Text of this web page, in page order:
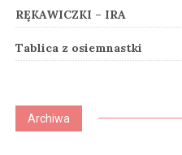
RĘKAWICZKI – IRA
Tablica z osiemnastki
Archiwa